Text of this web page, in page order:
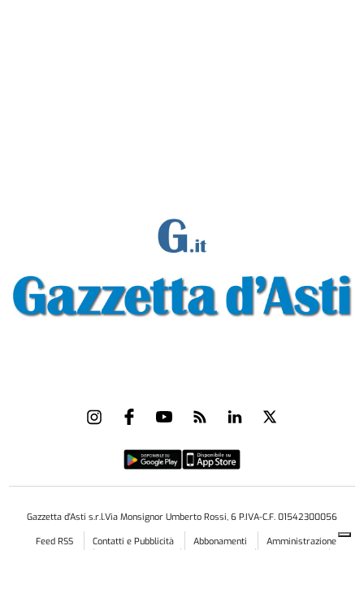
Gazzetta d'Asti s.r.l.Via Monsignor Umberto Rossi, 6 P.IVA-C.F. 01542300056
Feed RSS
Contatti e Pubblicità Abbonamenti
Amministrazione